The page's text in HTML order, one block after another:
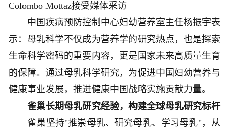
Colombo Mottaz接受媒体采访
中国疾病预防控制中心妇幼营养室主任杨振宇表
示：母乳科学不仅成为营养学的研究热点，也是探索
生命科学密码的重要内容，更是国家未来高质量生育
的保障。通过母乳科学研究，为促进中国妇幼营养与
健康事业发展，推进健康中国战略实施贡献力量。
雀巢长期母乳研究经验，构建全球母乳研究标杆
雀巢坚持"推崇母乳、研究母乳、学习母乳"，从